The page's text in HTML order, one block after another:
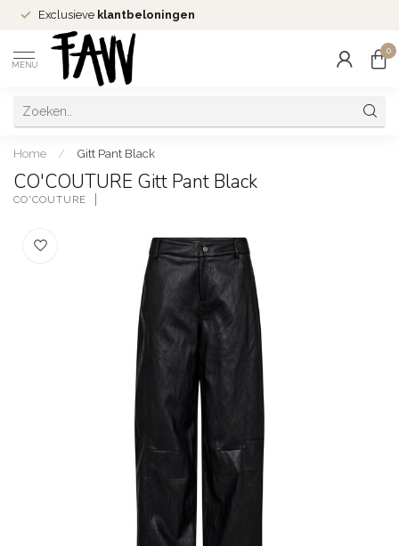
Exclusieve klantbeloningen
MENU
0
Home / Gitt Pant Black
CO'COUTURE Gitt Pant Black
CO'COUTURE